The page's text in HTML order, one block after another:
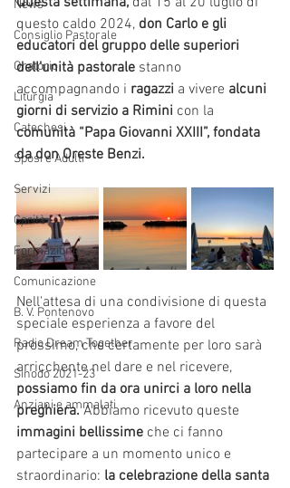
News
Consiglio Pastorale
Oratorio
Liturgia
Catechesi
Sposi e Adulti
Servizi
Carità
Formazione
Comunicazione
B. V. Pontenovo
Radio Dream Together
Sinodo 2021-23
Anziani e ammalati
questo caldo 2024, don Carlo e gli
educatori del gruppo delle superiori
dell’unità pastorale stanno
accompagnando i ragazzi a vivere alcuni
giorni di servizio a Rimini con la
comunità “Papa Giovanni XXIII”, fondata
da don Oreste Benzi.
Nell'attesa di una condivisione di questa
speciale esperienza a favore del
prossimo, che certamente per loro sarà
arricchente nel dare e nel ricevere,
possiamo fin da ora unirci a loro nella
preghiera. Abbiamo ricevuto queste
immagini bellissime che ci fanno
partecipare a un momento unico e
straordinario: la celebrazione della santa